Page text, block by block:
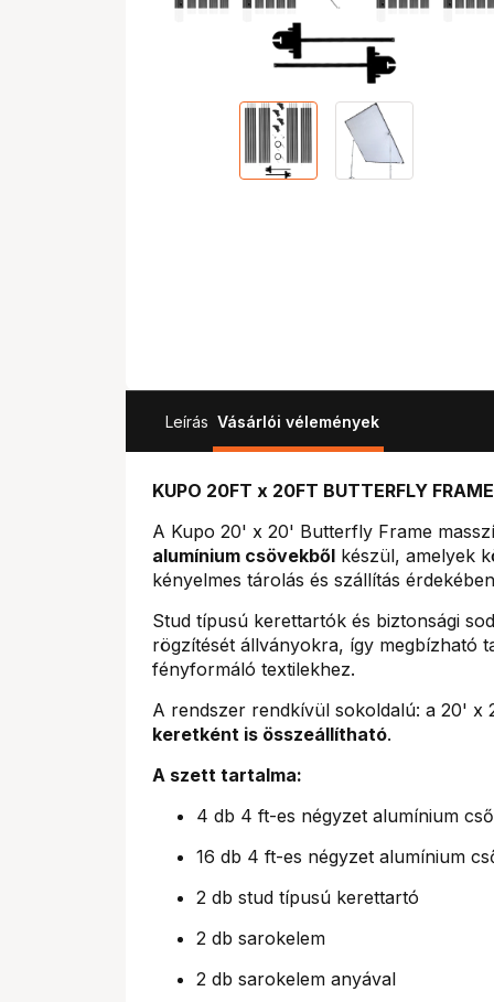
Leírás Vásárlói vélemények
KUPO 20FT x 20FT BUTTERFLY FRAME
A Kupo 20' x 20' Butterfly Frame
alumínium csövekből készül, amelyek
kényelmes tárolás és szállítás
Stud típusú kerettartók és biztonsági
rögzítését állványokra, így megbízható
fényformáló textilekhez.
A rendszer rendkívül sokoldalú: a 20' x
keretként is összeállítható.
A szett tartalma:
4 db 4 ft-es négyzet alumínium
16 db 4 ft-es négyzet alumínium
2 db stud típusú kerettartó
2 db sarokelem
2 db sarokelem anyával